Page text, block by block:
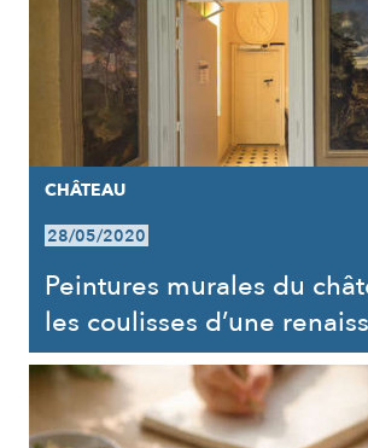
CHÂTEAU
28/05/2020
Peintures murales du
les coulisses d’une